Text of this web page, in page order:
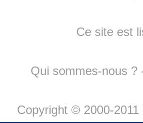
Ce site est
Qui sommes-nous ?
Copyright © 2000-